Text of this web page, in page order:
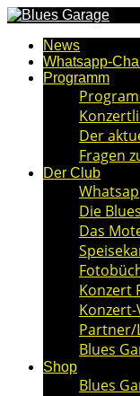
News
Whatsapp-
Programm
Der
Fragen
Der Club
Die
Das
Konzert
Partner/
Blues
Shop
Blues